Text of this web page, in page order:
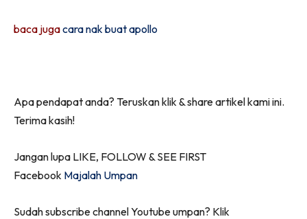
baca jugacara nak buat apollo
Apa pendapat anda? Teruskan klik & share artikel kami ini.
Terima kasih!
Jangan lupa LIKE, FOLLOW & SEE FIRST
Facebook Majalah Umpan
Sudah subscribe channel Youtube umpan? Klik